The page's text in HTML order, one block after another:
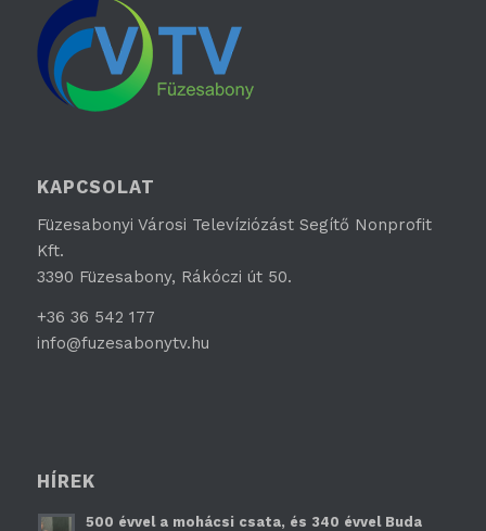
KAPCSOLAT
Füzesabonyi Városi Televíziózást Segítő Nonprofit
Kft.
3390 Füzesabony, Rákóczi út 50.
+36 36 542 177
info@fuzesabonytv.hu
HÍREK
500 évvel a mohácsi csata, és 340 évvel Buda